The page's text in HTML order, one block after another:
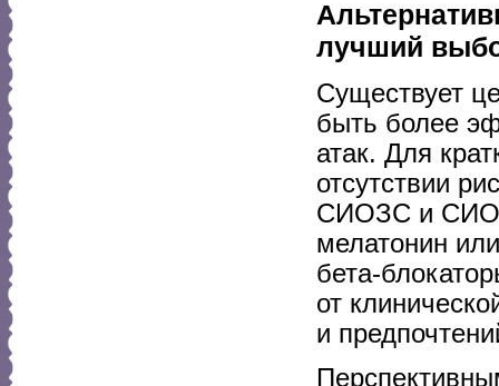
лучший
Существует
быть более
атак. Для
отсутствии
СИОЗС и
мелатонин
бета-
от
и